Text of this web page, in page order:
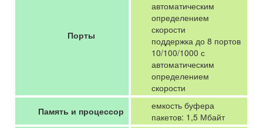
Порты
автоматическим
определением
скорости
поддержка до 8 портов
10/100/1000 с
автоматическим
определением
скорости
Память и процессор
емкость буфера
пакетов: 1,5 Мбайт